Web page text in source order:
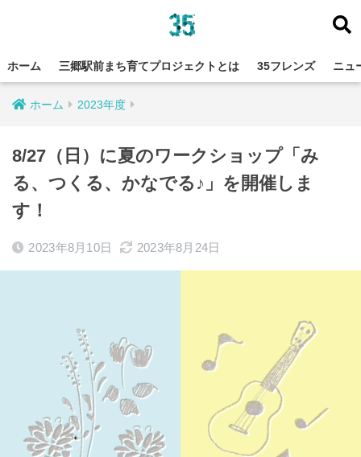
ホーム 三郷駅前まち育てプロジェクトとは 35フレンズ ニュ
ホーム 2023年度
8/27（日）に夏のワークショップ「み
る、つくる、かなでる♪」を開催しま
す！
2023年8月10日 2023年8月24日